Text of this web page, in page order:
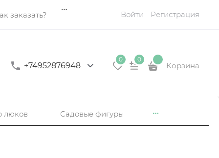
заказать? Войти Регистрация
+74952876948
0 0
Корзина
люков Садовые фигуры